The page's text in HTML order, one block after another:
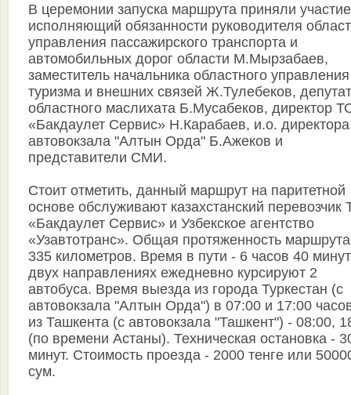
В церемонии запуска маршрута приняли участие
исполняющий обязанности руководителя
управления пассажирского транспорта и
автомобильных дорог области М.Мырзабаев,
заместитель начальника областного управления
туризма и внешних связей Ж.Тулебеков, депутат
областного маслихата Б.Мусабеков, директор
«Бакдаулет Сервис» Н.Карабаев, и.о. директора
автовокзала "Алтын Орда" Б.Ажеков и
представители СМИ.
Стоит отметить, данный маршрут на паритетной
основе обслуживают казахстанский
«Бакдаулет Сервис» и Узбекское агентство
«Узавтотранс». Общая протяженность
335 километров. Время в пути - 6 часов 40
двух направлениях ежедневно курсируют 2
автобуса. Время выезда из города Туркестан (с
автовокзала "Алтын Орда") в 07:00 и 17:00
из Ташкента (с автовокзала "Ташкент") - 08:00,
(по времени Астаны). Техническая остановка -
минут. Стоимость проезда - 2000 тенге или
сум.